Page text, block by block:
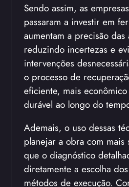
Sendo assim, as
passaram a investir em
aumentam a precisão das
reduzindo incertezas e
intervenções
o processo de
eficiente, mais
durável ao longo do
Ademais, o uso dessas
planejar a obra com mais
que o diagnóstico
diretamente a escolha
métodos de execução.